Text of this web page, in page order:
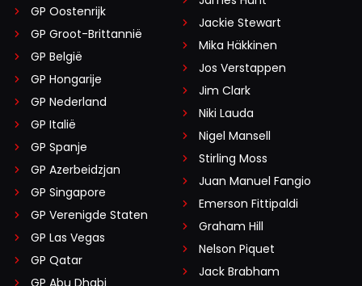
GP Oostenrijk
GP Groot-Brittannië
GP België
GP Hongarije
GP Nederland
GP Italië
GP Spanje
GP Azerbeidzjan
GP Singapore
GP Verenigde Staten
GP Las Vegas
GP Qatar
GP Abu Dhabi
Jackie Stewart
Mika Häkkinen
Jos Verstappen
Jim Clark
Niki Lauda
Nigel Mansell
Stirling Moss
Juan Manuel Fangio
Emerson Fittipaldi
Graham Hill
Nelson Piquet
Jack Brabham